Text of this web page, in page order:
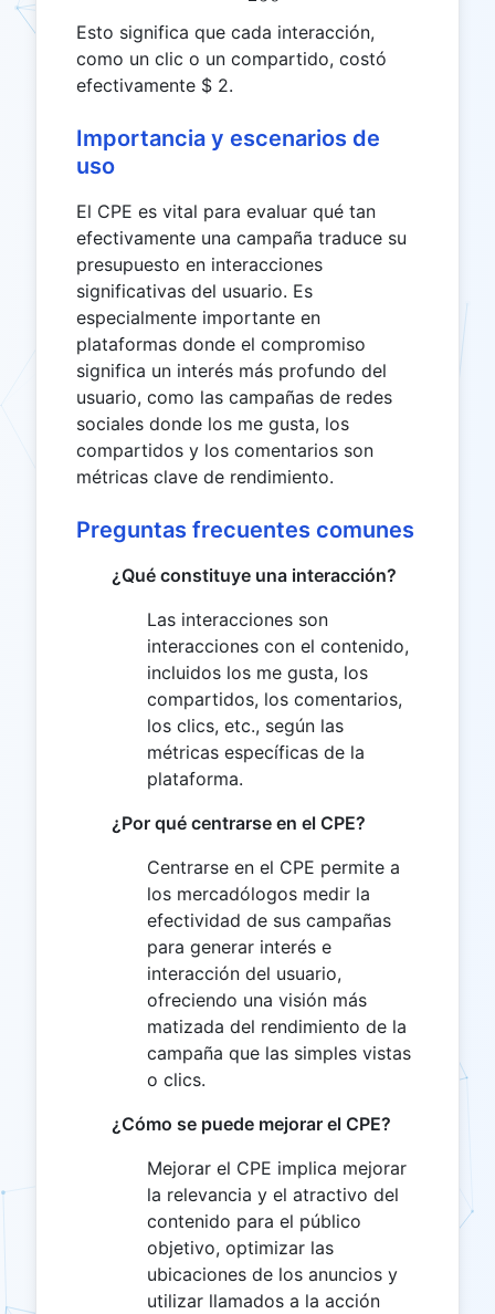
Esto significa que cada interacción,
como un clic o un compartido, costó
efectivamente $ 2.
Importancia y escenarios de
uso
El CPE es vital para evaluar qué tan
efectivamente una campaña traduce su
presupuesto en interacciones
significativas del usuario. Es
especialmente importante en
plataformas donde el compromiso
significa un interés más profundo del
usuario, como las campañas de redes
sociales donde los me gusta, los
compartidos y los comentarios son
métricas clave de rendimiento.
Preguntas frecuentes comunes
¿Qué constituye una interacción?
Las interacciones son
interacciones con el contenido,
incluidos los me gusta, los
compartidos, los comentarios,
los clics, etc., según las
métricas específicas de la
plataforma.
¿Por qué centrarse en el CPE?
Centrarse en el CPE permite a
los mercadólogos medir la
efectividad de sus campañas
para generar interés e
interacción del usuario,
ofreciendo una visión más
matizada del rendimiento de la
campaña que las simples vistas
o clics.
¿Cómo se puede mejorar el CPE?
Mejorar el CPE implica mejorar
la relevancia y el atractivo del
contenido para el público
objetivo, optimizar las
ubicaciones de los anuncios y
utilizar llamados a la acción